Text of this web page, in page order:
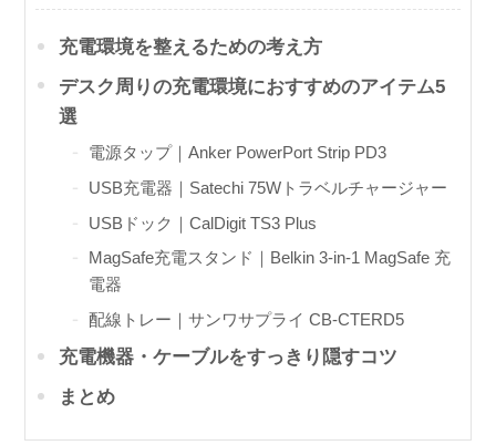
充電環境を整えるための考え方
デスク周りの充電環境におすすめのアイテム5
選
電源タップ｜Anker PowerPort Strip PD3
USB充電器｜Satechi 75Wトラベルチャージャー
USBドック｜CalDigit TS3 Plus
MagSafe充電スタンド｜Belkin 3-in-1 MagSafe 充
電器
配線トレー｜サンワサプライ CB-CTERD5
充電機器・ケーブルをすっきり隠すコツ
まとめ